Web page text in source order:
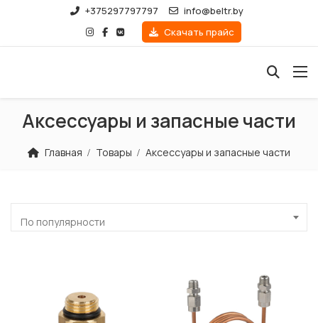
+375297797797
info@beltr.by
Скачать прайс
Аксессуары и запасные части
Главная Товары Аксессуары и запасные части
По популярности